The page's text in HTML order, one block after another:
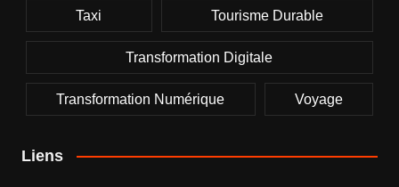
Taxi Tourisme Durable
Transformation Digitale
Transformation Numérique Voyage
Liens